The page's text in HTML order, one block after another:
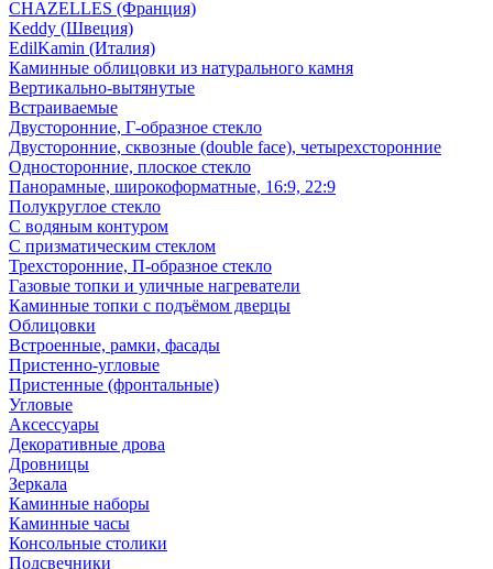
CHAZELLES (Франция)
Keddy (Швеция)
EdilKamin (Италия)
Каминные облицовки из натурального камня
Вертикально-вытянутые
Встраиваемые
Двусторонние, Г-образное стекло
Двусторонние, сквозные (double face), четырехсторонние
Односторонние, плоское стекло
Панорамные, широкоформатные, 16:9, 22:9
Полукруглое стекло
С водяным контуром
С призматическим стеклом
Трехсторонние, П-образное стекло
Газовые топки и уличные нагреватели
Каминные топки с подъёмом дверцы
Облицовки
Встроенные, рамки, фасады
Пристенно-угловые
Пристенные (фронтальные)
Угловые
Аксессуары
Декоративные дрова
Дровницы
Зеркала
Каминные наборы
Каминные часы
Консольные столики
Подсвечники